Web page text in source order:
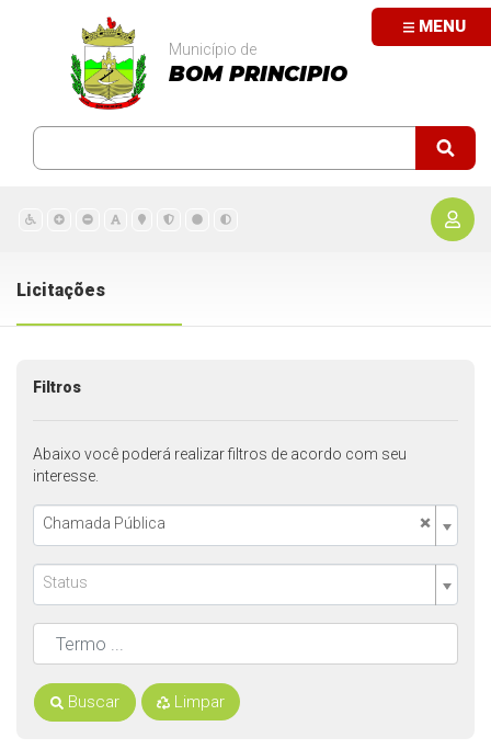
MENU
Município de
BOM PRINCIPIO
Licitações
Filtros
Abaixo você poderá realizar filtros de acordo com seu
interesse.
×
Chamada Pública
Status
Buscar Limpar